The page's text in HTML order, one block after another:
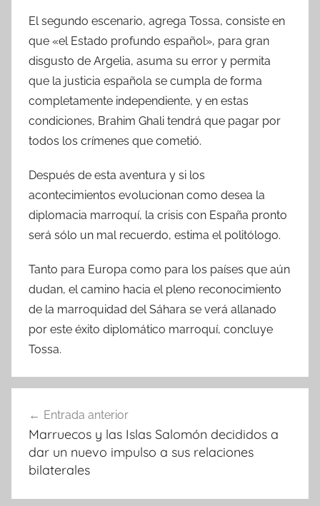
El segundo escenario, agrega Tossa, consiste en
que «el Estado profundo español», para gran
disgusto de Argelia, asuma su error y permita
que la justicia española se cumpla de forma
completamente independiente, y en estas
condiciones, Brahim Ghali tendrá que pagar por
todos los crímenes que cometió.
Después de esta aventura y si los
acontecimientos evolucionan como desea la
diplomacia marroquí, la crisis con España pronto
será sólo un mal recuerdo, estima el politólogo.
Tanto para Europa como para los países que aún
dudan, el camino hacia el pleno reconocimiento
de la marroquidad del Sáhara se verá allanado
por este éxito diplomático marroquí, concluye
Tossa.
de
entradas
Entrada anterior
Marruecos y las Islas Salomón decididos a
dar un nuevo impulso a sus relaciones
bilaterales